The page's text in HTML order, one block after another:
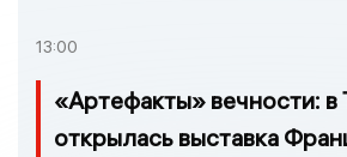
13:00
«Артефакты» вечности: в
открылась выставка